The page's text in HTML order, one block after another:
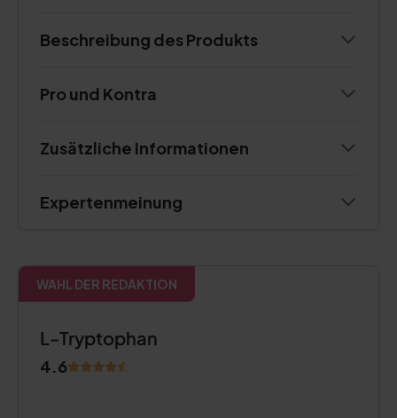
Beschreibung des Produkts
Pro und Kontra
Zusätzliche Informationen
Expertenmeinung
WAHL DER REDAKTION
L-Tryptophan
4.6